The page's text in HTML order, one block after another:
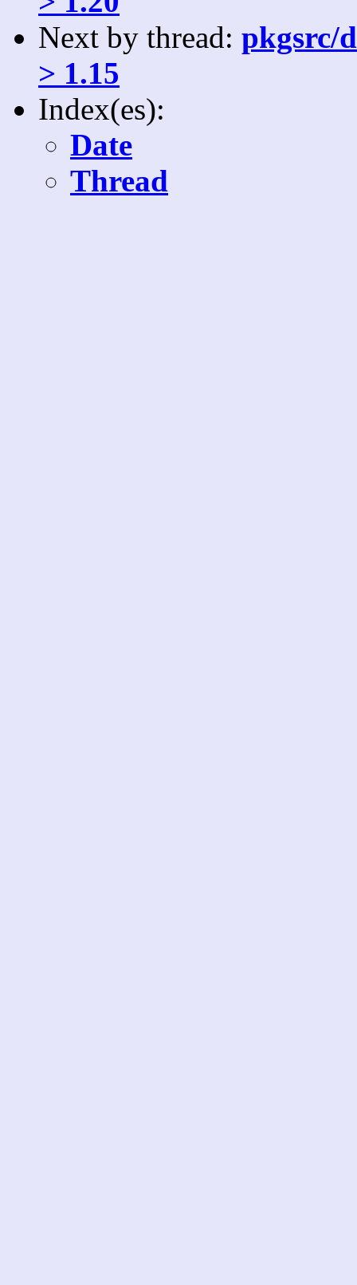
Next by thread: pkgsrc/
> 1.15
Index(es):
Date
Thread